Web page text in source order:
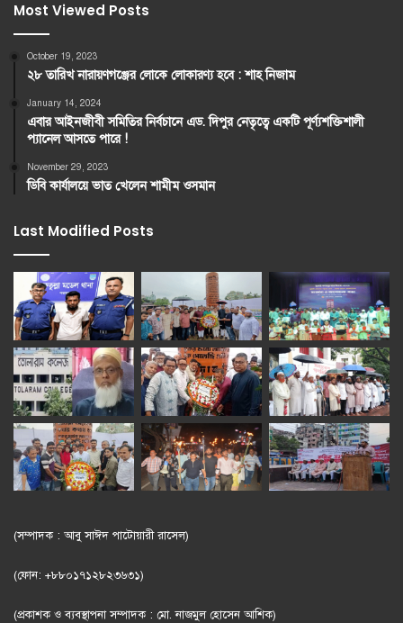
Most Viewed Posts
October 19, 2023
২৮ তারিখ নারায়ণগঞ্জের লোকে লোকারণ্য হবে : শাহ নিজাম
January 14, 2024
এবার আইনজীবী সমিতির নির্বচানে এড. দিপুর নেতৃত্বে একটি পূর্ণ্যশক্তিশালী
প্যানেল আসতে পারে !
November 29, 2023
ডিবি কার্যালয়ে ভাত খেলেন শামীম ওসমান
Last Modified Posts
(সম্পাদক : আবু সাঈদ পাটোয়ারী রাসেল)
(ফোন: +৮৮০১৭১২৮২৩৬৩১)
(প্রকাশক ও ব্যবস্থাপনা সম্পাদক : মো. নাজমুল হোসেন আশিক)